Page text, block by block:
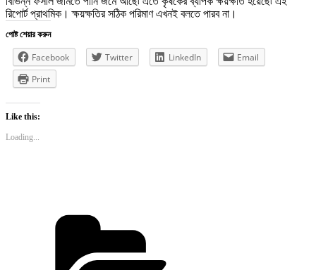
রিপোর্ট প্রাথমিক। ক্ষয়ক্ষতির সঠিক পরিমাণ এখনই বলতে পারব না।
পোষ্ট শেয়ার করুন
Facebook Twitter LinkedIn
Email
Print
Like this:
Loading...